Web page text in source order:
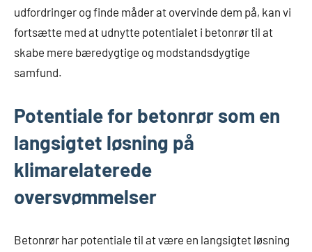
udfordringer og finde måder at overvinde dem på, kan vi
fortsætte med at udnytte potentialet i betonrør til at
skabe mere bæredygtige og modstandsdygtige
samfund.
Potentiale for betonrør som en
langsigtet løsning på
klimarelaterede
oversvømmelser
Betonrør har potentiale til at være en langsigtet løsning